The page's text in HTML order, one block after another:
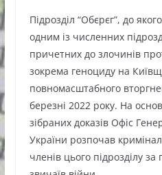
Підрозділ “Обєрєг”, до
одним із численних
причетних до злочинів
зокрема геноциду на
повномасштабного
березні 2022 року. На
зібраних доказів Офіс
України розпочав
членів цього підрозділу